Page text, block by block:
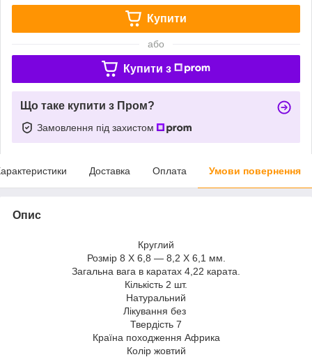
Купити
або
Купити з
Що таке купити з Пром?
Замовлення під захистом
Доставка Оплата Умови повернення
Опис
Круглий
Розмір 8 Х 6,8 — 8,2 Х 6,1 мм.
Загальна вага в каратах 4,22 карата.
Кількість 2 шт.
Натуральний
Лікування без
Твердість 7
Країна походження Африка
Колір жовтий